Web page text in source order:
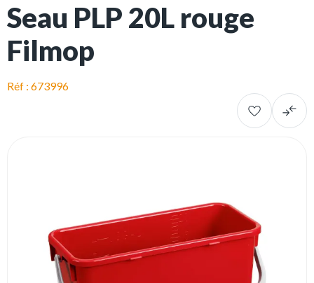
Seau PLP 20L rouge
Filmop
Réf : 673996